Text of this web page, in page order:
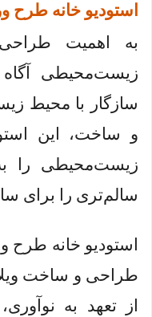
استودیو خانه طرح
به اهمیت طراحی
زیست‌محیطی آگاه
سازگار با محیط
و ساخت، این
زیست‌محیطی را
سالم‌تری را برای
استودیو خانه طرح
طراحی و ساخت
از تعهد به